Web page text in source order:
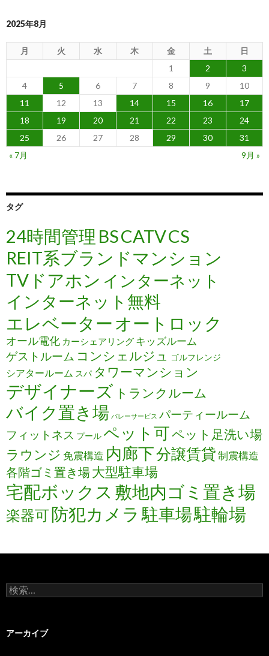
2025年8月
月 火 水 木 金 土
日
1
2
3
4
5 6 7 8 9
10
11
12 13 14 15 16
17
18
19 20 21 22 23
24
25
26 27 28 29 30
31
« 7月
9月 »
タグ
24時間管理 BSCATVCS
REIT系ブランドマンション
TVドアホン インターネット
インターネット無料
エレベーター オートロック
オール電化 カーシェアリング キッズルーム
ゲストルーム コンシェルジュ ゴルフレンジ
シアタールーム スパ タワーマンション
デザイナーズ トランクルーム
バイク置き場 バレーサービス パーティールーム
フィットネス プールペット可ペット足洗い場
ラウンジ 免震構造 内廊下分譲賃貸制震構造
各階ゴミ置き場大型駐車場
宅配ボックス 敷地内ゴミ置き場
楽器可防犯カメラ 駐車場駐輪場
検
索:
アーカイブ